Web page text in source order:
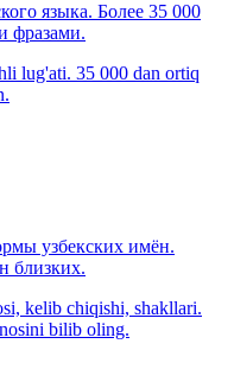
языка. Более 35 000
фразами.
lug'ati. 35 000 dan ortiq
узбекских имён.
близких.
kelib chiqishi, shakllari.
bilib oling.